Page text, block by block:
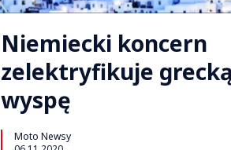
Niemiecki koncern
zelektryfikuje grecką
wyspę
Moto Newsy